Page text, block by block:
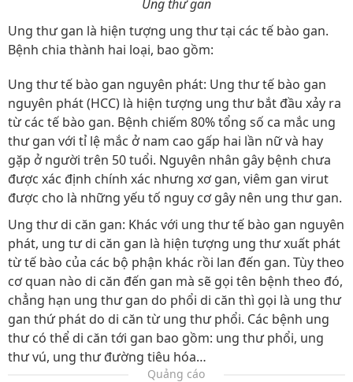
Ung thư gan
Ung thư gan là hiện tượng ung thư tại các tế bào gan.
Bệnh chia thành hai loại, bao gồm:
Ung thư tế bào gan nguyên phát: Ung thư tế bào gan
nguyên phát (HCC) là hiện tượng ung thư bắt đầu xảy ra
từ các tế bào gan. Bệnh chiếm 80% tổng số ca mắc ung
thư gan với tỉ lệ mắc ở nam cao gấp hai lần nữ và hay
gặp ở người trên 50 tuổi. Nguyên nhân gây bệnh chưa
được xác định chính xác nhưng xơ gan, viêm gan virut
được cho là những yếu tố nguy cơ gây nên ung thư gan.
Ung thư di căn gan: Khác với ung thư tế bào gan nguyên
phát, ung tư di căn gan là hiện tượng ung thư xuất phát
từ tế bào của các bộ phận khác rồi lan đến gan. Tùy theo
cơ quan nào di căn đến gan mà sẽ gọi tên bệnh theo đó,
chẳng hạn ung thư gan do phổi di căn thì gọi là ung thư
gan thứ phát do di căn từ ung thư phổi. Các bệnh ung
thư có thể di căn tới gan bao gồm: ung thư phổi, ung
thư vú, ung thư đường tiêu hóa…
Quảng cáo